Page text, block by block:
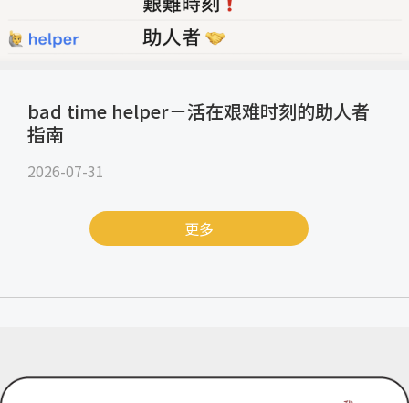
bad time helper－活在艰难时刻的助人者
指南
2026-07-31
更多